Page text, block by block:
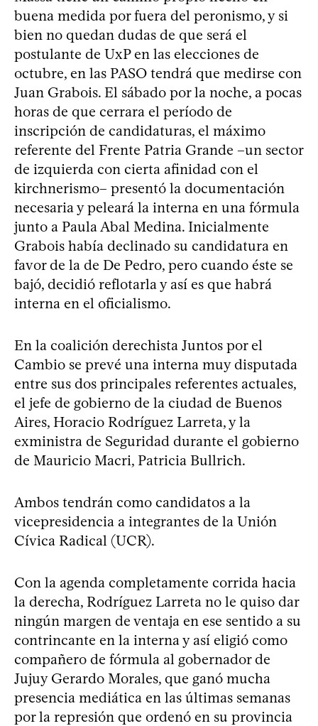
buena medida por fuera del peronismo, y si
bien no quedan dudas de que será el
postulante de UxP en las elecciones de
octubre, en las PASO tendrá que medirse con
Juan Grabois. El sábado por la noche, a pocas
horas de que cerrara el período de
inscripción de candidaturas, el máximo
referente del Frente Patria Grande –un sector
de izquierda con cierta afinidad con el
kirchnerismo– presentó la documentación
necesaria y peleará la interna en una fórmula
junto a Paula Abal Medina. Inicialmente
Grabois había declinado su candidatura en
favor de la de De Pedro, pero cuando éste se
bajó, decidió reflotarla y así es que habrá
interna en el oficialismo.
En la coalición derechista Juntos por el
Cambio se prevé una interna muy disputada
entre sus dos principales referentes actuales,
el jefe de gobierno de la ciudad de Buenos
Aires, Horacio Rodríguez Larreta, y la
exministra de Seguridad durante el gobierno
de Mauricio Macri, Patricia Bullrich.
Ambos tendrán como candidatos a la
vicepresidencia a integrantes de la Unión
Cívica Radical (UCR).
Con la agenda completamente corrida hacia
la derecha, Rodríguez Larreta no le quiso dar
ningún margen de ventaja en ese sentido a su
contrincante en la interna y así eligió como
compañero de fórmula al gobernador de
Jujuy Gerardo Morales, que ganó mucha
presencia mediática en las últimas semanas
por la represión que ordenó en su provincia